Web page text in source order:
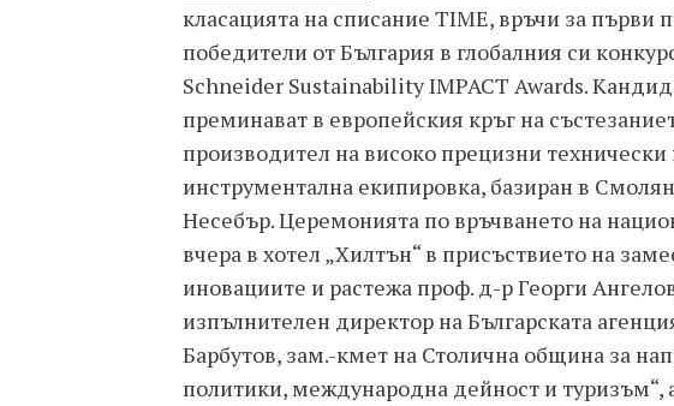
класацията на списание TIME, връчи за първи
победители от България в глобалния си
Schneider Sustainability IMPACT Awards.
преминават в европейския кръг на
производител на високо прецизни
инструментална екипировка, базиран в
Несебър. Церемонията по връчването на
вчера в хотел „Хилтън“ в присъствието на
иновациите и растежа проф. д-р Георги
изпълнителен директор на Българската
Барбутов, зам.-кмет на Столична община за
политики, международна дейност и